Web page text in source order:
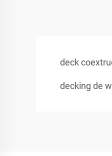
deck
decking de